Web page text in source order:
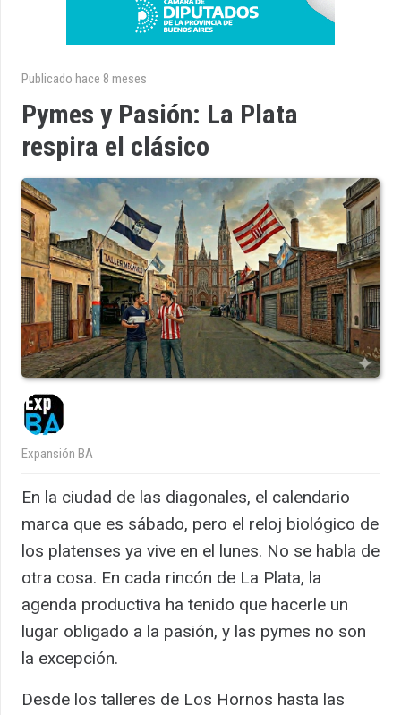
Publicado hace 8 meses
Pymes y Pasión: La Plata
respira el clásico
Expansión BA
En la ciudad de las diagonales, el calendario
marca que es sábado, pero el reloj biológico de
los platenses ya vive en el lunes. No se habla de
otra cosa. En cada rincón de La Plata, la
agenda productiva ha tenido que hacerle un
lugar obligado a la pasión, y las pymes no son
la excepción.
Desde los talleres de Los Hornos hasta las